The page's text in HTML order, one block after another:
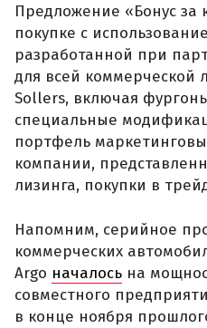
Предложение «Бонус за
покупке с
разработанной при
для всей коммерческой
Sollers, включая
специальные
портфель
компании,
лизинга, покупки в
Напомним, серийное
коммерческих
Argo началось на
совместного
в конце ноября